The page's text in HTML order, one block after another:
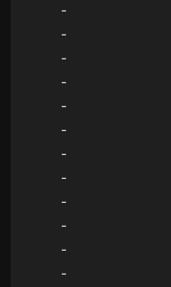
-
-
-
-
-
-
-
-
-
-
-
-